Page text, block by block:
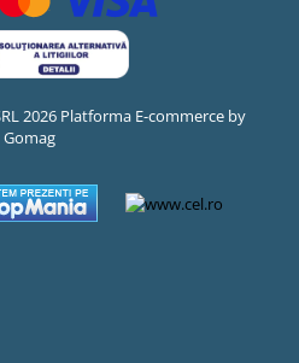
2026 Platforma E-commerce by
Gomag